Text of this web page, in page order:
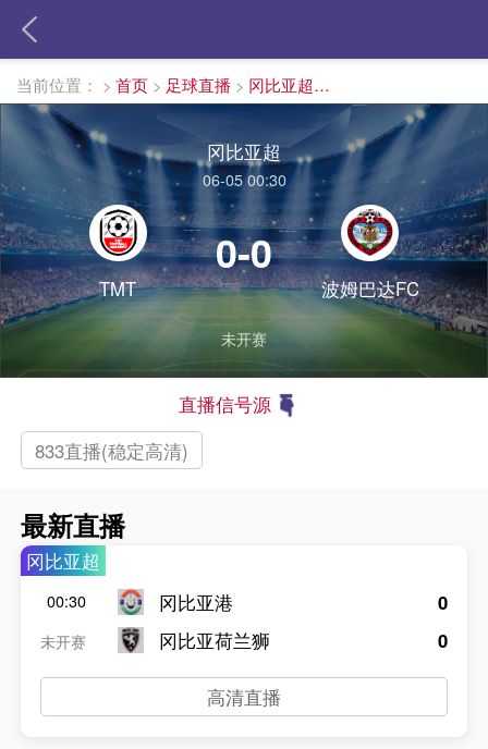
当前位置： > 首页 > 足球直播 > 冈比亚超直播
冈比亚超
06-05 00:30
TMT
0-0
波姆巴达FC
未开赛
直播信号源
833直播(稳定高清)
最新直播
冈比亚超
00:30
未开赛
冈比亚港
冈比亚荷兰狮
0
0
高清直播